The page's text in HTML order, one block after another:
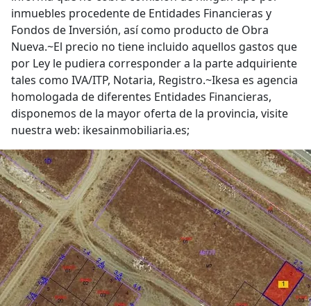
inmuebles procedente de Entidades Financieras y
Fondos de Inversión, así como producto de Obra
Nueva.~El precio no tiene incluido aquellos gastos que
por Ley le pudiera corresponder a la parte adquiriente
tales como IVA/ITP, Notaria, Registro.~Ikesa es agencia
homologada de diferentes Entidades Financieras,
disponemos de la mayor oferta de la provincia, visite
nuestra web: ikesainmobiliaria.es;